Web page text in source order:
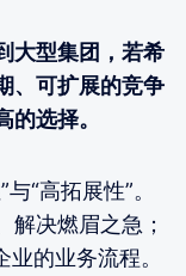
大型集团，若希
、可扩展的竞争
选择。
“高拓展性”。
解决燃眉之急；
的业务流程。